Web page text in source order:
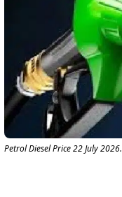
Petrol Diesel Price 22 July 2026.